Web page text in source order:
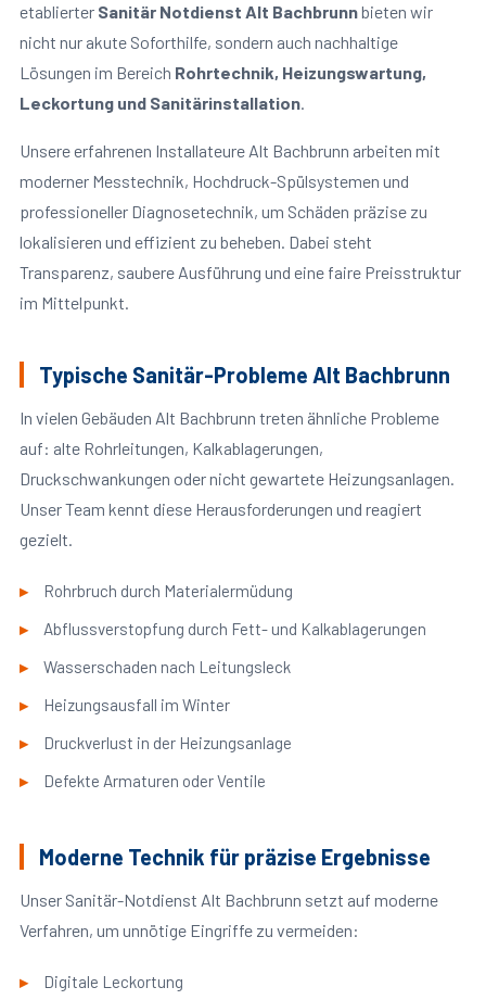
etablierter Sanitär Notdienst Alt Bachbrunnbieten wir
nicht nur akute Soforthilfe, sondern auch nachhaltige
Lösungen im Bereich Rohrtechnik, Heizungswartung,
Leckortung und Sanitärinstallation.
Unsere erfahrenen Installateure Alt Bachbrunn arbeiten mit
moderner Messtechnik, Hochdruck-Spülsystemen und
professioneller Diagnosetechnik, um Schäden präzise zu
lokalisieren und effizient zu beheben. Dabei steht
Transparenz, saubere Ausführung und eine faire Preisstruktur
im Mittelpunkt.
Typische Sanitär-Probleme Alt Bachbrunn
In vielen Gebäuden Alt Bachbrunn treten ähnliche Probleme
auf: alte Rohrleitungen, Kalkablagerungen,
Druckschwankungen oder nicht gewartete Heizungsanlagen.
Unser Team kennt diese Herausforderungen und reagiert
gezielt.
Rohrbruch durch Materialermüdung
Abflussverstopfung durch Fett- und Kalkablagerungen
Wasserschaden nach Leitungsleck
Heizungsausfall im Winter
Druckverlust in der Heizungsanlage
Defekte Armaturen oder Ventile
Moderne Technik für präzise Ergebnisse
Unser Sanitär-Notdienst Alt Bachbrunn setzt auf moderne
Verfahren, um unnötige Eingriffe zu vermeiden:
Digitale Leckortung